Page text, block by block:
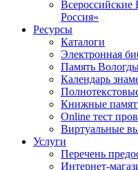
Всероссийские
Россия»
Ресурсы
Каталоги
Электронная
Память
Календарь
Книжные
Online тест
Виртуальные
Услуги
Перечень
Интернет-